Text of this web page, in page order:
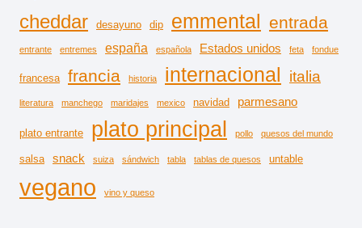
cheddar desayuno dip emmental entrada
entrante entremes españa española Estados unidos feta fondue
francesa francia historia internacional italia
literatura manchego maridajes mexico navidad parmesano
plato entrante plato principal pollo quesos del mundo
salsa snack suiza sándwich tabla tablas de quesos untable
vegano vino y queso